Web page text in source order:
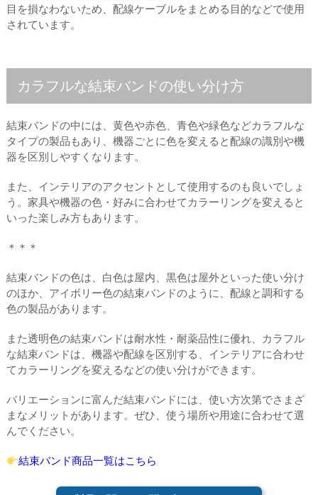
目を損なわないため、配線ケーブルをまとめる目的などで使用
されています。
カラフルな結束バンドの使い分け方
結束バンドの中には、黄色や赤色、青色や緑色などカラフルな
タイプの製品もあり、機器ごとに色を変えると配線の識別や機
器を区別しやすくなります。
また、インテリアのアクセントとして使用するのも良いでしょ
う。家具や機器の色・好みに合わせてカラーリングを変えると
いった楽しみ方もあります。
＊＊＊
結束バンドの色は、白色は屋内、黒色は屋外といった使い分け
のほか、アイボリー色の結束バンドのように、配線と調和する
色の製品があります。
また透明色の結束バンドは耐水性・耐薬品性に優れ、カラフル
な結束バンドは、機器や配線を区別する、インテリアに合わせ
てカラーリングを変えるなどの使い分けができます。
バリエーションに富んだ結束バンドには、使い方次第でさまざ
まなメリットがあります。ぜひ、使う場所や用途に合わせて選
んでください。
結束バンド商品一覧はこちら